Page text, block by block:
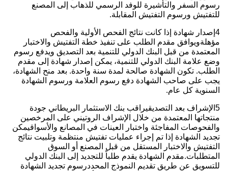
رسوم السفر والتأشيرة للوفد الرسمي للذهاب إلى المصنع
للتفتيش ورسوم التفتيش المقابلة.
4إصدار شهادة إذا كانت نتائج الفحص الأولية والفحص
مؤهلةويوافق مقدم الطلب على تنفيذ خطة التفتيش والاختبار
المعتمدة من قبل البنك الدولي للتنمية بعد التصديق ويدفع رسوم
وضع علامة البنك الدولي للتنمية، يمكن إصدار شهادة إلى مقدم
الطلب. تكون الشهادة صالحة لمدة سنة واحدة. بعد منح الشهادة،
يجب على صاحب الشهادة دفع رسوم العلامة ورسوم الشهادة
السنوية كل عام.
5الإشراف بعد التصديقيراقب بنك الاستثمار البريطاني جودة
منتجاتها المعتمدة من خلال الإشراف الروتيني على المرخصين
والفحوصات المفاجئة واختبار العينات في المصانع والأسواقيمكن
تجديد الشهادة إذا تم إجراء عمليات تفتيش منتظمة وتلبيت نتائج
التفتيش والاختبار المستقل من قبل المصنع أو السوق
المتطلبات.مقدم الشهادة يقدم طلباً للتجديد إلى البنك الدولي
للتسويق عن طريق تقديم النموذج المحددرسوم تجديد الشهادة